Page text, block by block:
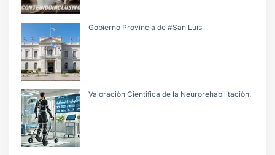
Gobierno Provincia de #San Luis
Valoraciòn Cientifica de la Neurorehabilitaciòn.